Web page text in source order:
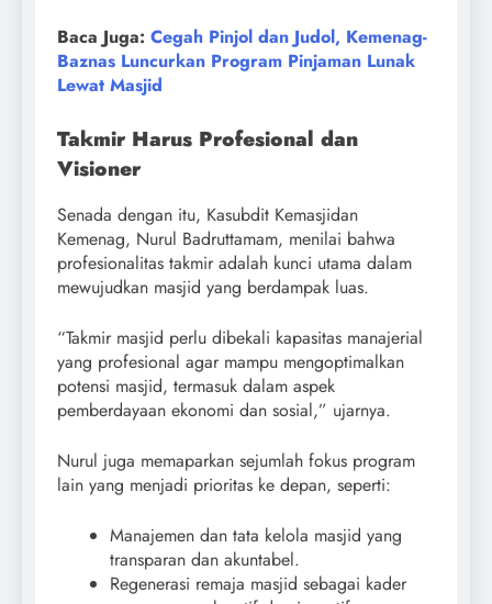
Baca Juga: Cegah Pinjol dan Judol, Kemenag-
Baznas Luncurkan Program Pinjaman Lunak
Lewat Masjid
Takmir Harus Profesional dan
Visioner
Senada dengan itu, Kasubdit Kemasjidan
Kemenag, Nurul Badruttamam, menilai bahwa
profesionalitas takmir adalah kunci utama dalam
mewujudkan masjid yang berdampak luas.
“Takmir masjid perlu dibekali kapasitas manajerial
yang profesional agar mampu mengoptimalkan
potensi masjid, termasuk dalam aspek
pemberdayaan ekonomi dan sosial,” ujarnya.
Nurul juga memaparkan sejumlah fokus program
lain yang menjadi prioritas ke depan, seperti:
Manajemen dan tata kelola masjid yang
transparan dan akuntabel.
Regenerasi remaja masjid sebagai kader